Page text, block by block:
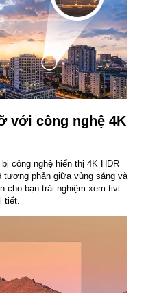
với công nghệ 4K
công nghệ hiển thị 4K HDR
phản giữa vùng sáng và
cho bạn trải nghiệm xem tivi
tiết.